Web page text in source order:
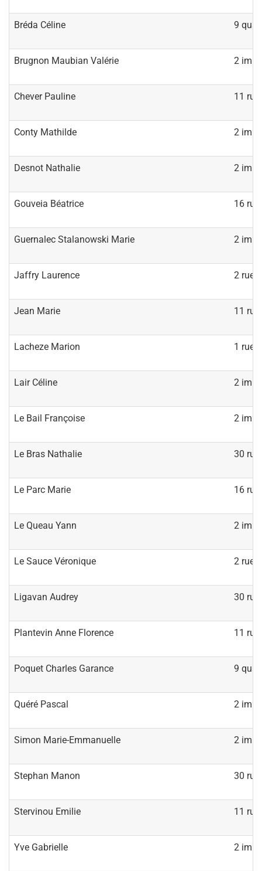
Bréda Céline 9 quai
Brugnon Maubian Valérie 2
Chever Pauline 11
Conty Mathilde 2
Desnot Nathalie 2
Gouveia Béatrice 16
Guernalec Stalanowski Marie 2
Jaffry Laurence 2 rue
Jean Marie 11
Lacheze Marion 1 rue
Lair Céline 2
Le Bail Françoise 2
Le Bras Nathalie 30
Le Parc Marie 16
Le Queau Yann 2
Le Sauce Véronique 2 rue
Ligavan Audrey 30
Plantevin Anne Florence 11
Poquet Charles Garance 9 quai
Quéré Pascal 2
Simon Marie-Emmanuelle 2
Stephan Manon 30
Stervinou Emilie 11
Yve Gabrielle 2